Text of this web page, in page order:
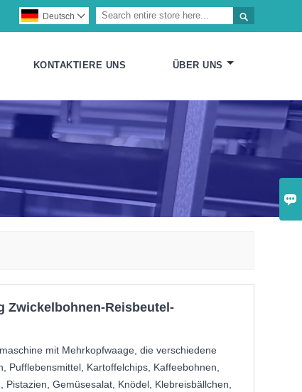


Deutsch 
KONTAKTIERE UNS ÜBER UNS
Zwickelbohnen-Reisbeutel-
mit Mehrkopfwaage, die verschiedene
Pufflebensmittel, Kartoffelchips, Kaffeebohnen,
Pistazien, Gemüsesalat, Knödel, Klebreisbällchen,